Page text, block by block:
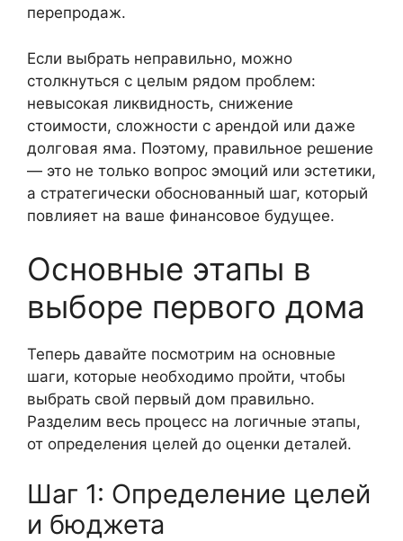
перепродаж.
Если выбрать неправильно, можно
столкнуться с целым рядом проблем:
невысокая ликвидность, снижение
стоимости, сложности с арендой или даже
долговая яма. Поэтому, правильное решение
— это не только вопрос эмоций или эстетики,
а стратегически обоснованный шаг, который
повлияет на ваше финансовое будущее.
Основные этапы в
выборе первого дома
Теперь давайте посмотрим на основные
шаги, которые необходимо пройти, чтобы
выбрать свой первый дом правильно.
Разделим весь процесс на логичные этапы,
от определения целей до оценки деталей.
Шаг 1: Определение целей
и бюджета